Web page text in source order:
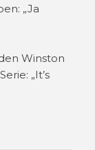
„Ja
Winston
„It’s